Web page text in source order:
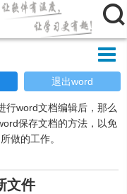


退出word
行word文档编辑后，那么
保存文档的方法，以免
做的工作。
文件